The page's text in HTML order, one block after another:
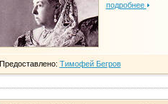
подробнее
Предоставлено: Тимофей Бегров